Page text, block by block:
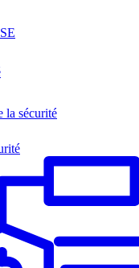
la sécurité